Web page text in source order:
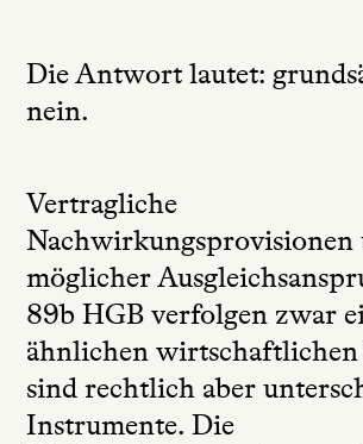
Die Antwort lautet:
nein.
Vertragliche
Nachwirkungsprovisionen
möglicher
89b HGB verfolgen zwar
ähnlichen wirtschaftlichen
sind rechtlich aber
Instrumente. Die